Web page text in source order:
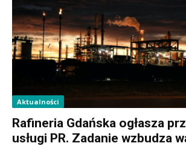
Aktualności
Rafineria Gdańska ogłasza
usługi PR. Zadanie wzbudza